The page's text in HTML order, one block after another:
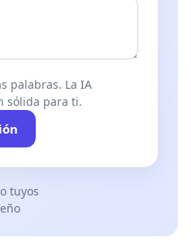
palabras. La IA
sólida para ti.
tuyos